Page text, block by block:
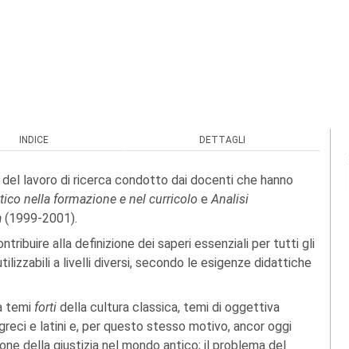
INDICE DETTAGLI
lavoro di ricerca condotto dai docenti che hanno
nella formazione e nel curricolo eAnalisi
(1999-2001).
alla definizione dei saperi essenziali per tutti gli
a livelli diversi, secondo le esigenze didattiche
temi forti della cultura classica, temi di oggettiva
e latini e, per questo stesso motivo, ancor oggi
della giustizia nel mondo antico; il problema del